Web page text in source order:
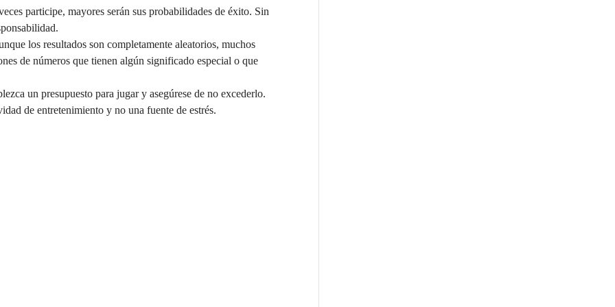
participe, mayores serán sus probabilidades de éxito. Sin
los resultados son completamente aleatorios, muchos
de números que tienen algún significado especial o que
un presupuesto para jugar y asegúrese de no excederlo.
de entretenimiento y no una fuente de estrés.